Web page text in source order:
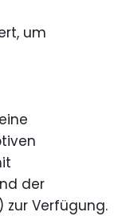
um
der
zur Verfügung.